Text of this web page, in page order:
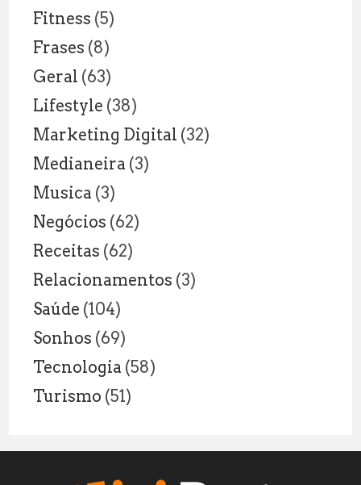
Fitness (5)
Frases (8)
Geral (63)
Lifestyle (38)
Marketing Digital (32)
Medianeira (3)
Musica (3)
Negócios (62)
Receitas (62)
Relacionamentos (3)
Saúde (104)
Sonhos (69)
Tecnologia (58)
Turismo (51)